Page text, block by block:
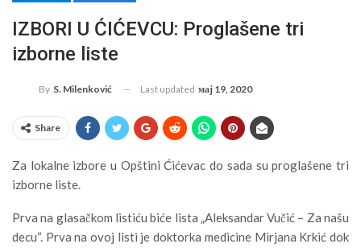
IZBORI U ĆIĆEVCU: Proglašene tri
izborne liste
By S. Milenković Last updated мај 19, 2020
Share
Za lokalne izbore u Opštini Ćićevac do sada su proglašene tri
izborne liste.
Prva na glasačkom listiću biće lista „Aleksandar Vučić – Za našu
decu“. Prva na ovoj listi je doktorka medicine Mirjana Krkić dok